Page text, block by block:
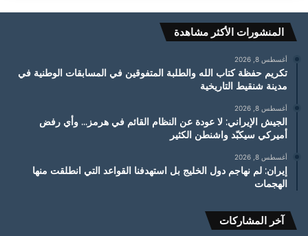
المنشورات الأكثر مشاهدة
أغسطس 8, 2026
تكريم حفظة كتاب الله والطلبة المتفوقين في المسابقات الوطنية في
مدينة شنقيط التاريخية
أغسطس 8, 2026
الجيش الإيراني: لا عودة عن النظام القائم في هرمز… وأي رفض
أميركي سيكبّد واشنطن الكثير
أغسطس 8, 2026
إيران: لم نهاجم دول الخليج بل استهدفنا القواعد التي انطلقت منها
الهجمات
آخر المشاركات